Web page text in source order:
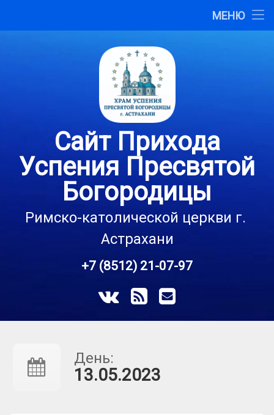
МЕНЮ
Сайт Прихода
Успения Пресвятой
Богородицы
Римско-католической церкви г.
Астрахани
+7 (8512) 21-07-97
ВКонтакте
RSS E-mail
День:
13.05.2023